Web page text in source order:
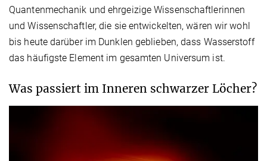
Quantenmechanik und ehrgeizige Wissenschaftlerinnen
und Wissenschaftler, die sie entwickelten, wären wir wohl
bis heute darüber im Dunklen geblieben, dass Wasserstoff
das häufigste Element im gesamten Universum ist.
Was passiert im Inneren schwarzer Löcher?